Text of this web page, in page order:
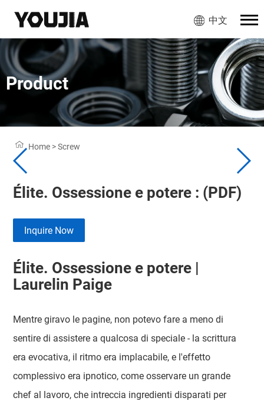
中文
Product
Home >Screw
Élite. Ossessione e potere : (PDF)
Inquire Now
Élite. Ossessione e potere |
Laurelin Paige
Mentre giravo le pagine, non potevo fare a meno di
sentire di assistere a qualcosa di speciale - la scrittura
era evocativa, il ritmo era implacabile, e l'effetto
complessivo era ipnotico, come osservare un grande
chef al lavoro, che intreccia ingredienti disparati per